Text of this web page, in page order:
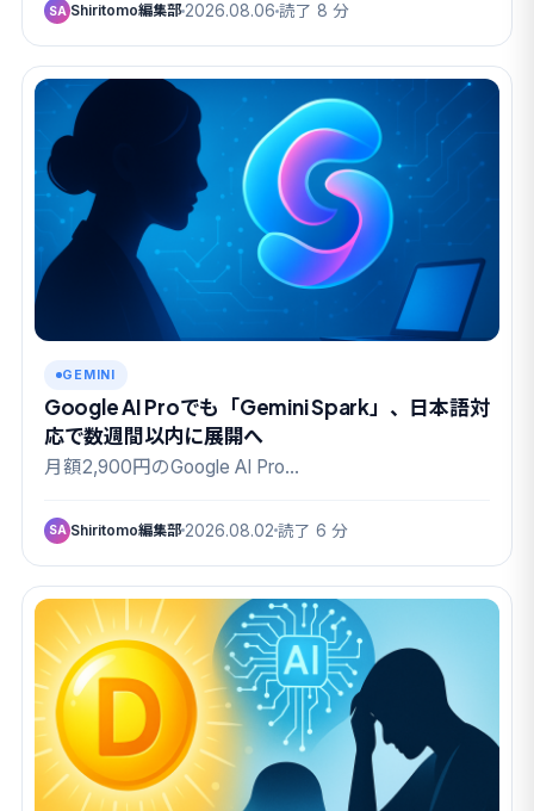
SA Shiritomo編集部 2026.08.06 読了 8 分
GEMINI
Google AI Proでも「Gemini Spark」、日本語対
応で数週間以内に展開へ
月額2,900円のGoogle AI Pro…
SA Shiritomo編集部 2026.08.02 読了 6 分